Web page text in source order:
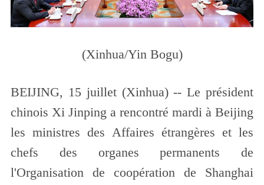
(Xinhua/Yin Bogu)
BEIJING, 15 juillet (Xinhua) -- Le président
chinois Xi Jinping a rencontré mardi à Beijing
les ministres des Affaires étrangères et les
chefs des organes permanents de
l'Organisation de coopération de Shanghai